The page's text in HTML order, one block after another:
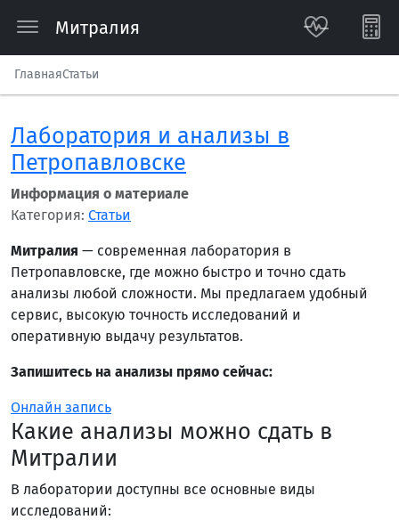
Митралия
ГлавнаяСтатьи
Лаборатория и анализы в
Петропавловске
Информация о материале
Категория: Статьи
Митралия — современная лаборатория в
Петропавловске, где можно быстро и точно сдать
анализы любой сложности. Мы предлагаем удобный
сервис, высокую точность исследований и
оперативную выдачу результатов.
Запишитесь на анализы прямо сейчас:
Онлайн запись
Какие анализы можно сдать в
Митралии
В лаборатории доступны все основные виды
исследований: